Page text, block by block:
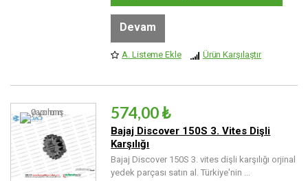
Devam
A. Listeme Ekle Ürün Karşılaştır
574,00 ₺
Bajaj Discover 150S 3. Vites Dişli
Karşılığı
Bajaj Discover 150S 3. vites dişli karşılığı orjinal
yedek parçası satın al. Türkiye'nin ...